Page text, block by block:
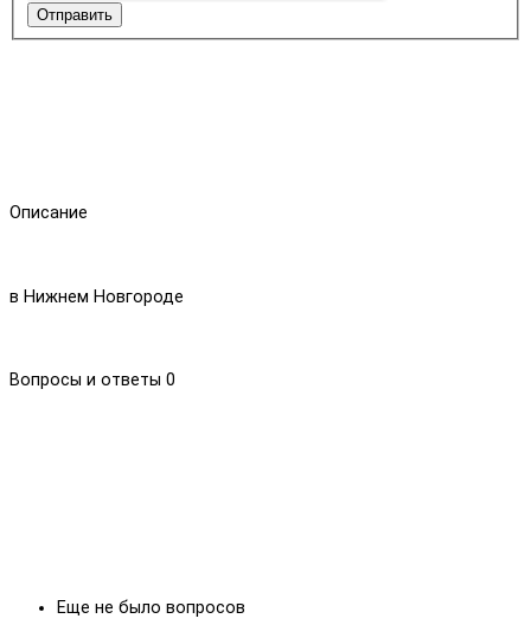
Отправить
Описание
в Нижнем Новгороде
Вопросы и ответы 0
Еще не было вопросов